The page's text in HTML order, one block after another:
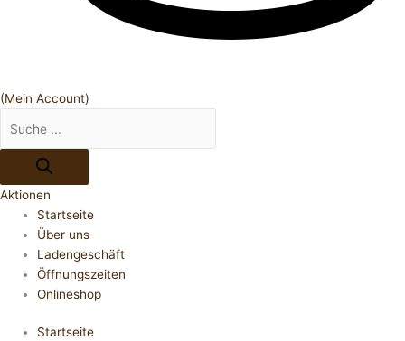
(Mein Account)
Aktionen
Startseite
Über uns
Ladengeschäft
Öffnungszeiten
Onlineshop
Startseite